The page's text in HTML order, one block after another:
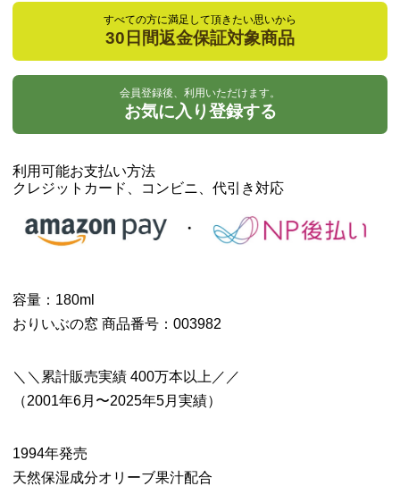
すべての方に満足して頂きたい思いから
30日間返金保証対象商品
会員登録後、利用いただけます。
お気に入り登録する
利用可能お支払い方法
クレジットカード、コンビニ、代引き対応
容量：180ml
おりいぶの窓 商品番号：003982
＼＼累計販売実績 400万本以上／／
（2001年6月〜2025年5月実績）
1994年発売
天然保湿成分オリーブ果汁配合